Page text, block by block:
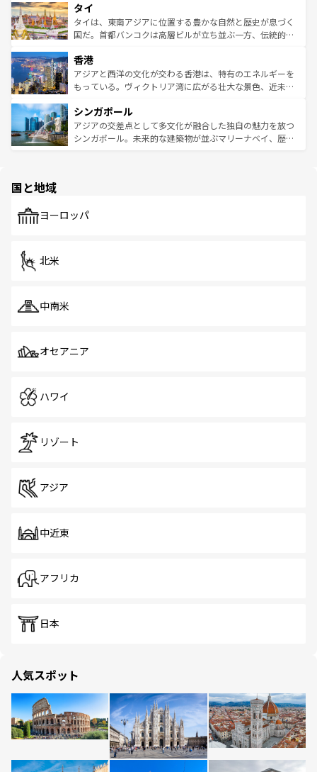
リティに包まれながら、韓国の多彩な魅力を心ゆくまで味
わってみてほしい。 なお、新着の韓国情報はコンテンツ一
覧を参照してほしい。
急速な発展と共に伝統が息づく。ハノイの古い町並みやホ
ーチミン市のフランス統治時代の建物も、独特の雰囲気を
醸し出している。また、バラエティの豊かさとおいしさで
とつ。フォーやバインミー、ベトナムコーヒーなどは、ぜ
ひ現地で味わいたい。どの地域を訪れてもあたたかい人々
が旅行者を迎えてくれるので、きっと忘れられない旅にな
参照してほしい。
タイ
タイは、東南アジアに位置する豊かな自然と歴史が息づく
国だ。首都バンコクは高層ビルが立ち並ぶ一方、伝統的な
の活気が交差している。北部ではチェンマイなどの山岳地
帯で自然と触れ合い、南部ではプーケットやクラビの美し
いビーチでリゾート気分を楽しむことができる。タイ料理
激する。気候は一年中温暖で、どの季節にも異なる楽しみ
が待っている。親しみやすいタイの人々、仏教を中心とし
た文化、そして多様な観光資源が、訪れる旅人を魅了し続
香港
アジアと西洋の文化が交わる香港は、特有のエネルギーを
もっている。ヴィクトリア湾に広がる壮大な景色、近未来
み、どこを訪れても感動するはず。観光スポットが密集し
ており、効率よく見どころを回れるのも魅力。息をのむよ
うな絶景から文化的な体験まで、香港を存分に楽しみ尽く
シンガポール
アジアの交差点として多文化が融合した独自の魅力を放つ
シンガポール。未来的な建築物が並ぶマリーナベイ、歴史
で、ホーカーズは地元の風情を楽しめる外せないスポット
国と地域
ヨーロッパ
北米
中南米
オセアニア
ハワイ
リゾート
アジア
中近東
アフリカ
日本
人気スポット